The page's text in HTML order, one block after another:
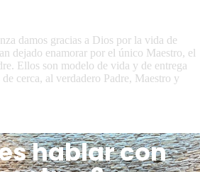
damos gracias a Dios por la vida de
dejado enamorar por el único Maestro, el
Ellos son modelo de vida y de entrega
cerca, al verdadero Padre, Maestro y
hablar con